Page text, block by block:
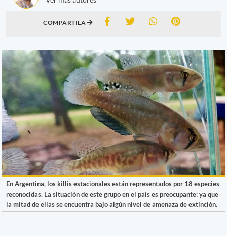
COMPARTILA
En Argentina, los killis estacionales están representados por 18 especies
reconocidas. La situación de este grupo en el país es preocupante: ya que
la mitad de ellas se encuentra bajo algún nivel de amenaza de extinción.